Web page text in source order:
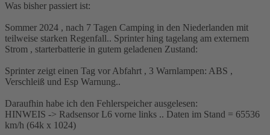
Was bisher passiert ist:
Sommer 2024 , nach 7 Tagen Camping in den Niederlanden mit
teilweise starken Regenfall.. Sprinter hing tagelang am externem
Strom , starterbatterie in gutem geladenen Zustand:
Sprinter zeigt einen Tag vor Abfahrt , 3 Warnlampen: ABS ,
Verschleiß und Esp Warnung..
Daraufhin habe ich den Fehlerspeicher ausgelesen:
HINWEIS -> Radsensor L6 vorne links .. Daten im Stand = 65536
km/h (64k x 1024)